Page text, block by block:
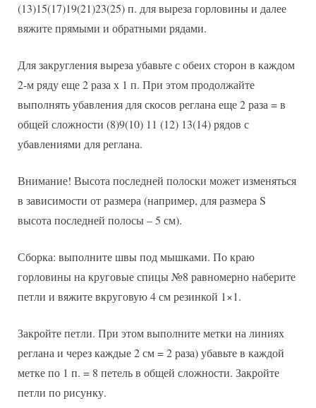
(13)15(17)19(21)23(25) п. для выреза горловины и далее
вяжите прямыми и обратными рядами.
Для закругления выреза убавьте с обеих сторон в каждом
2-м ряду еще 2 раза х 1 п. При этом продолжайте
выполнять убавления для скосов реглана еще 2 раза = в
общей сложности (8)9(10) 11 (12) 13(14) рядов с
убавлениями для реглана.
Внимание! Высота последней полоски может изменяться
в зависимости от размера (например, для размера S
высота последней полосы – 5 см).
Сборка: выполните швы под мышками. По краю
горловины на круговые спицы №8 равномерно наберите
петли и вяжите вкруговую 4 см резинкой 1×1.
Закройте петли. При этом выполните метки на линиях
реглана и через каждые 2 см = 2 раза) убавьте в каждой
метке по 1 п. = 8 петель в общей сложности. Закройте
петли по рисунку.